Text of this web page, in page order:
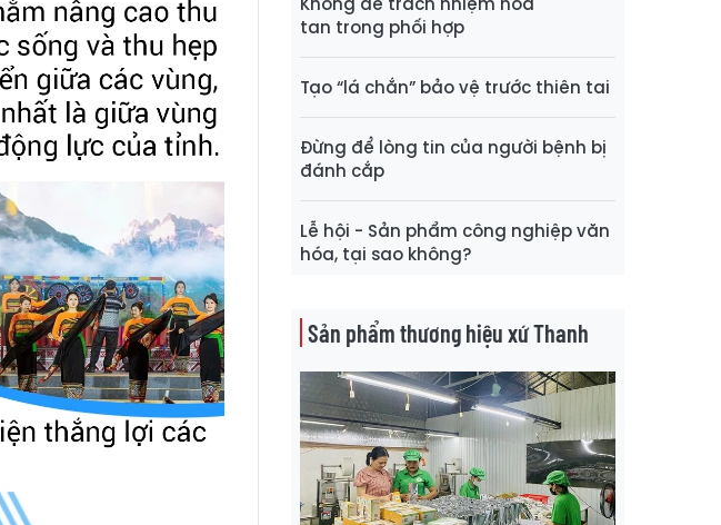
tan trong phối hợp
Tạo “lá chắn” bảo vệ trước thiên tai
Đừng để lòng tin của người bệnh bị
đánh cắp
Lễ hội - Sản phẩm công nghiệp văn
hóa, tại sao không?
Sản phẩm thương hiệu xứ Thanh